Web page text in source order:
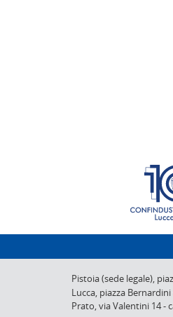
Pistoia (sede legale),
Lucca, piazza Bernardini
Prato,via Valentini 14-